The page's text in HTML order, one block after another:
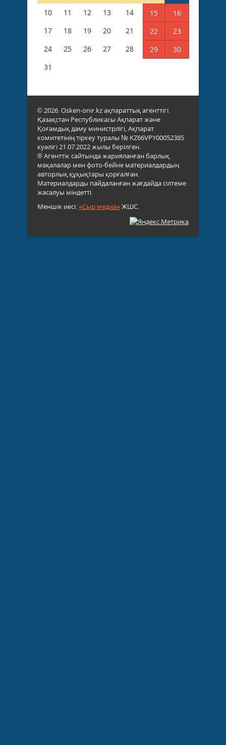
10
11 12 13 14 15
16
17
18 19 20 21 22
23
24
25 26 27 28 29
30
31
© 2026. Osken-onir.kz ақпараттық агенттігі.
Қазақстан Республикасы Ақпарат және
Қоғамдық даму министрлігі, Ақпарат
комитетінің тіркеу туралы № KZ66VPY00052385
куәлігі 21.07.2022 жылы берілген.
® Агенттік сайтында жарияланған барлық
мақалалар мен фото-бейне материалдардың
авторлық құқықтары қорғалған.
Материалдарды пайдаланған жағдайда сілтеме
жасалуы міндетті.
Меншік иесі:«Сыр медиа»ЖШС.